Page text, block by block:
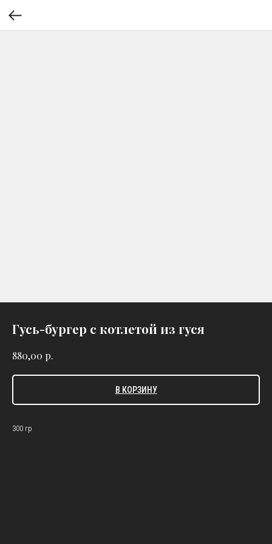
Гусь-бургер с котлетой из гуся
880,00 р.
В КОРЗИНУ
300 гр